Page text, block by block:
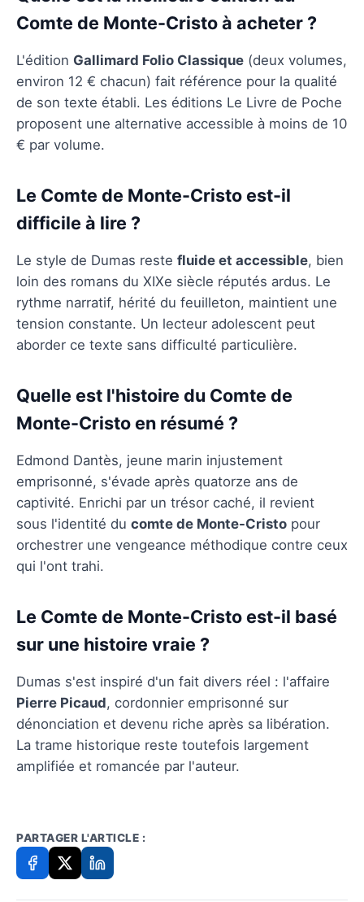
Comte de Monte-Cristo à acheter ?
L'édition Gallimard Folio Classique (deux volumes,
environ 12 € chacun) fait référence pour la qualité
de son texte établi. Les éditions Le Livre de Poche
proposent une alternative accessible à moins de 10
€ par volume.
Le Comte de Monte-Cristo est-il
difficile à lire ?
Le style de Dumas reste fluide et accessible, bien
loin des romans du XIXe siècle réputés ardus. Le
rythme narratif, hérité du feuilleton, maintient une
tension constante. Un lecteur adolescent peut
aborder ce texte sans difficulté particulière.
Quelle est l'histoire du Comte de
Monte-Cristo en résumé ?
Edmond Dantès, jeune marin injustement
emprisonné, s'évade après quatorze ans de
captivité. Enrichi par un trésor caché, il revient
sous l'identité du comte de Monte-Cristo pour
orchestrer une vengeance méthodique contre ceux
qui l'ont trahi.
Le Comte de Monte-Cristo est-il basé
sur une histoire vraie ?
Dumas s'est inspiré d'un fait divers réel : l'affaire
Pierre Picaud, cordonnier emprisonné sur
dénonciation et devenu riche après sa libération.
La trame historique reste toutefois largement
amplifiée et romancée par l'auteur.
PARTAGER L'ARTICLE :